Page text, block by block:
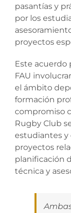
pasantías y
por los
proyectos
Este acuerdo
FAU
el ámbito
formación
compromiso
Rugby Club
estudiantes y
proyectos
planificación
técnica y